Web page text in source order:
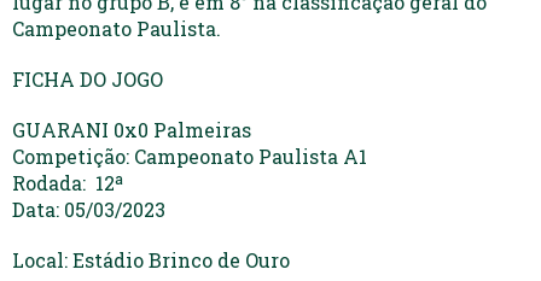
Campeonato Paulista.
FICHA DO JOGO
GUARANI 0x0 Palmeiras
Competição: Campeonato Paulista A1
Rodada: 12ª
Data: 05/03/2023
Local: Estádio Brinco de Ouro